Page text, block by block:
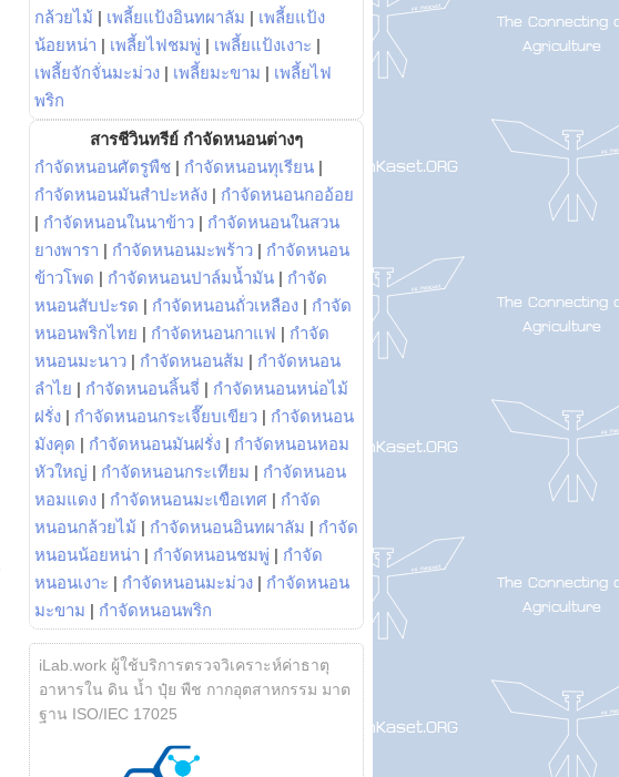
กล้วยไม้ | เพลี้ยแป้งอินทผาลัม | เพลี้ยแป้ง
น้อยหน่า | เพลี้ยไฟชมพู่ | เพลี้ยแป้งเงาะ |
เพลี้ยจักจั่นมะม่วง | เพลี้ยมะขาม | เพลี้ยไฟ
พริก
สารชีวินทรีย์ กำจัดหนอนต่างๆ
กำจัดหนอนศัตรูพืช | กำจัดหนอนทุเรียน |
กำจัดหนอนมันสำปะหลัง | กำจัดหนอนกออ้อย
| กำจัดหนอนในนาข้าว | กำจัดหนอนในสวน
ยางพารา | กำจัดหนอนมะพร้าว | กำจัดหนอน
ข้าวโพด | กำจัดหนอนปาล์มน้ำมัน | กำจัด
หนอนสับปะรด | กำจัดหนอนถั่วเหลือง | กำจัด
หนอนพริกไทย | กำจัดหนอนกาแฟ | กำจัด
หนอนมะนาว | กำจัดหนอนส้ม | กำจัดหนอน
ลำไย | กำจัดหนอนลิ้นจี่ | กำจัดหนอนหน่อไม้
ฝรั่ง | กำจัดหนอนกระเจี๊ยบเขียว | กำจัดหนอน
มังคุด | กำจัดหนอนมันฝรั่ง | กำจัดหนอนหอม
หัวใหญ่ | กำจัดหนอนกระเทียม | กำจัดหนอน
หอมแดง | กำจัดหนอนมะเขือเทศ | กำจัด
หนอนกล้วยไม้ | กำจัดหนอนอินทผาลัม | กำจัด
หนอนน้อยหน่า | กำจัดหนอนชมพู่ | กำจัด
หนอนเงาะ | กำจัดหนอนมะม่วง | กำจัดหนอน
มะขาม | กำจัดหนอนพริก
iLab.work ผู้ใช้บริการตรวจวิเคราะห์ค่าธาตุ
อาหารใน ดิน น้ำ ปุ๋ย พืช กากอุตสาหกรรม มาต
ฐาน ISO/IEC 17025